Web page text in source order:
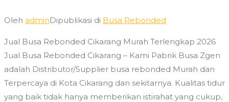
Oleh adminDipublikasi di Busa Rebonded
Jual Busa Rebonded Cikarang Murah Terlengkap 2026
Jual Busa Rebonded Cikarang – Kami Pabrik Busa Zgen
adalah Distributor/Supplier busa rebonded Murah dan
Terpercaya di Kota Cikarang dan sekitarnya. Kualitas tidur
yang baik tidak hanya memberikan istirahat yang cukup,